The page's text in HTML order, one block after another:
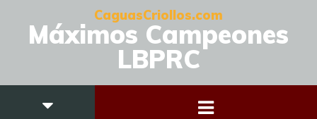
CaguasCriollos.com
Máximos Campeones
LBPRC